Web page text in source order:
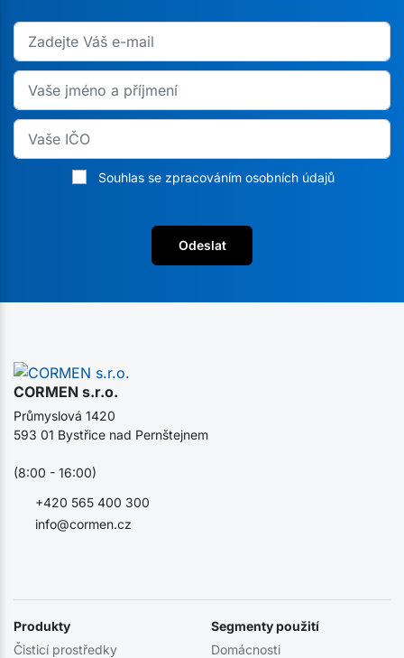
Souhlas se zpracováním osobních údajů
Odeslat
CORMEN s.r.o.
info@cormen.cz
+420 565 400 300
Průmyslová 1420
593 01 Bystřice nad Pernštejnem
(8:00 - 16:00)
Produkty
Čisticí prostředky
Segmenty použití
Domácnosti